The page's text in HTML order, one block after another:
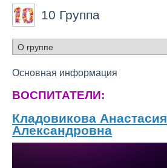
10 Группа
Основная информация
ВОСПИТАТЕЛИ:
Кладовикова Анастасия
Александровна